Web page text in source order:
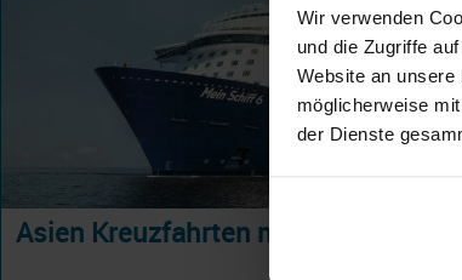
Wir verwenden
und die Zugriffe
Website an
möglicherweise
der Dienste
Asien Kreuzfahrten mit Fluganreise